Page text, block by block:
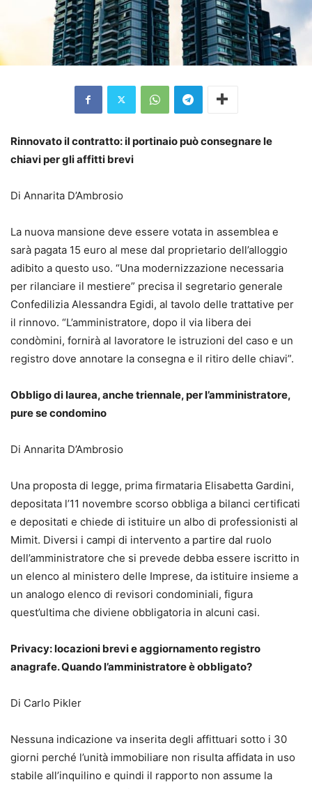
Rinnovato il contratto: il portinaio può consegnare le
chiavi per gli affitti brevi
Di Annarita D’Ambrosio
La nuova mansione deve essere votata in assemblea e
sarà pagata 15 euro al mese dal proprietario dell’alloggio
adibito a questo uso. “Una modernizzazione necessaria
per rilanciare il mestiere” precisa il segretario generale
Confedilizia Alessandra Egidi, al tavolo delle trattative per
il rinnovo. “L’amministratore, dopo il via libera dei
condòmini, fornirà al lavoratore le istruzioni del caso e un
registro dove annotare la consegna e il ritiro delle chiavi”.
Obbligo di laurea, anche triennale, per l’amministratore,
pure se condomino
Di Annarita D’Ambrosio
Una proposta di legge, prima firmataria Elisabetta Gardini,
depositata l’11 novembre scorso obbliga a bilanci certificati
e depositati e chiede di istituire un albo di professionisti al
Mimit. Diversi i campi di intervento a partire dal ruolo
dell’amministratore che si prevede debba essere iscritto in
un elenco al ministero delle Imprese, da istituire insieme a
un analogo elenco di revisori condominiali, figura
quest’ultima che diviene obbligatoria in alcuni casi.
Privacy: locazioni brevi e aggiornamento registro
anagrafe. Quando l’amministratore è obbligato?
Di Carlo Pikler
Nessuna indicazione va inserita degli affittuari sotto i 30
giorni perché l’unità immobiliare non risulta affidata in uso
stabile all’inquilino e quindi il rapporto non assume la